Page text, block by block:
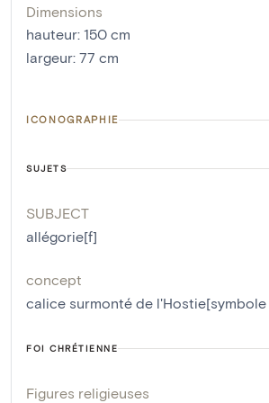
Dimensions
hauteur: 150 cm
largeur: 77 cm
ICONOGRAPHIE
SUJETS
SUBJECT
allégorie[f]
concept
calice surmonté de
FOI CHRÉTIENNE
Figures religieuses